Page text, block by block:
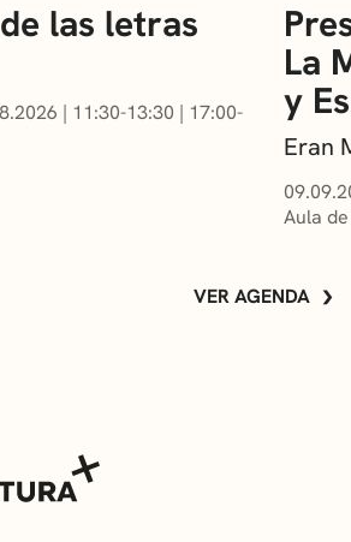
las letras
| 11:30-13:30 | 17:00-
La
y
Eran
Aula
VER AGENDA